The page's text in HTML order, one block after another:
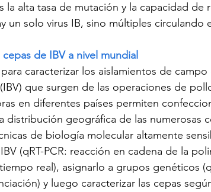
la alta tasa de mutación y la capacidad de
un solo virus IB, sino múltiples circulando
de IBV a nivel mundial
caracterizar los aislamientos de
que surgen de las operaciones de
en diferentes países permiten
distribución geográfica de las numerosas
de biología molecular altamente
(qRT-PCR: reacción en cadena de la
real), asignarlo a grupos genéticos
y luego caracterizar las cepas